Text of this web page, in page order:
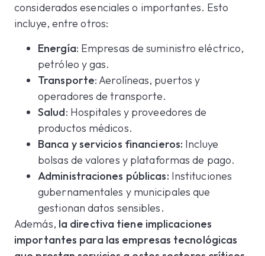
considerados esenciales o importantes. Esto
incluye, entre otros:
Energía: Empresas de suministro eléctrico,
petróleo y gas.
Transporte: Aerolíneas, puertos y
operadores de transporte.
Salud: Hospitales y proveedores de
productos médicos.
Banca y servicios financieros: Incluye
bolsas de valores y plataformas de pago.
Administraciones públicas: Instituciones
gubernamentales y municipales que
gestionan datos sensibles.
Además, la directiva tiene implicaciones
importantes para las empresas tecnológicas